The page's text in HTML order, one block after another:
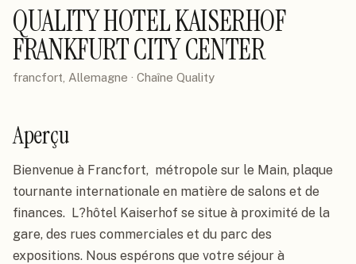
QUALITY HOTEL KAISERHOF
FRANKFURT CITY CENTER
francfort, Allemagne · Chaîne Quality
Aperçu
Bienvenue à Francfort,  métropole sur le Main, plaque
tournante internationale en matière de salons et de
finances.  L?hôtel Kaiserhof se situe à proximité de la
gare, des rues commerciales et du parc des
expositions. Nous espérons que votre séjour à